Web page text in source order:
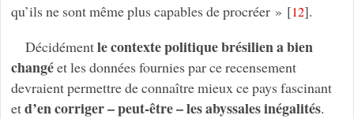
qu’ils ne sont même plus capables de procréer » [12].
Décidémentle contexte politique brésilien a bien
changéet les données fournies par ce recensement
devraient permettre de connaître mieux ce pays fascinant
etd’en corriger – peut-être – les abyssales inégalités.